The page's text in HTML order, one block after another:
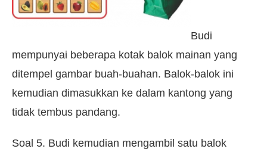
Budi
mempunyai beberapa kotak balok mainan yang
ditempel gambar buah-buahan. Balok-balok ini
kemudian dimasukkan ke dalam kantong yang
tidak tembus pandang.
Soal 5. Budi kemudian mengambil satu balok